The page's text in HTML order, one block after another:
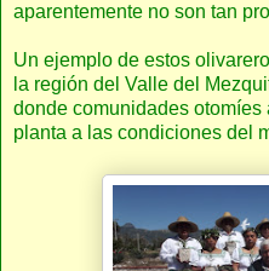
aparentemente no son tan
Un ejemplo de estos
la región del Valle del
donde comunidades
planta a las condiciones del